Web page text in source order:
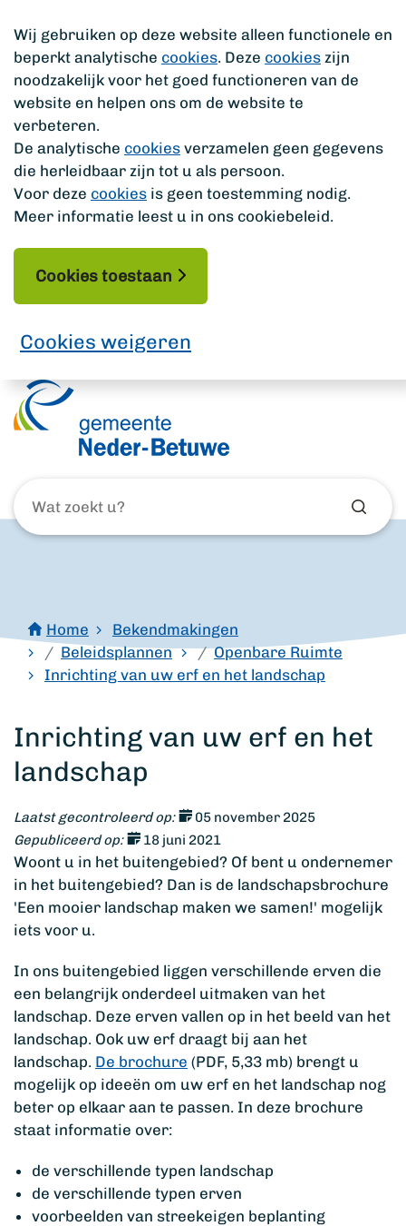
Wij gebruiken op deze website alleen functionele en
beperkt analytische cookies. Deze cookies zijn
noodzakelijk voor het goed functioneren van de
website en helpen ons om de website te
verbeteren.
De analytische cookies verzamelen geen gegevens
die herleidbaar zijn tot u als persoon.
Voor deze cookies is geen toestemming nodig.
Meer informatie leest u in ons cookiebeleid.
Cookies toestaan
Cookies weigeren
zoekt
u?
Home
Bekendmakingen
Beleidsplannen
Openbare Ruimte
Inrichting van uw erf en het landschap
Inrichting van uw erf en het
landschap
Laatst gecontroleerd op:
05 november 2025
Gepubliceerd op:
18 juni 2021
Woont u in het buitengebied? Of bent u ondernemer
in het buitengebied? Dan is de landschapsbrochure
'Een mooier landschap maken we samen!' mogelijk
iets voor u.
In ons buitengebied liggen verschillende erven die
een belangrijk onderdeel uitmaken van het
landschap. Deze erven vallen op in het beeld van het
landschap. Ook uw erf draagt bij aan het
landschap. De brochure (PDF, 5,33 mb) brengt u
mogelijk op ideeën om uw erf en het landschap nog
beter op elkaar aan te passen. In deze brochure
staat informatie over:
de verschillende typen landschap
de verschillende typen erven
voorbeelden van streekeigen beplanting